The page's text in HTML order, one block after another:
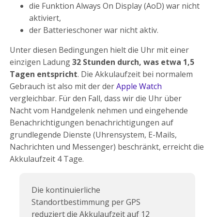
die Funktion Always On Display (AoD) war nicht
aktiviert,
der Batterieschoner war nicht aktiv.
Unter diesen Bedingungen hielt die Uhr mit einer
einzigen Ladung32 Stunden durch, was etwa 1,5
Tagen entspricht. Die Akkulaufzeit bei normalem
Gebrauch ist also mit der derApple Watch
vergleichbar. Für den Fall, dass wir die Uhr über
Nacht vom Handgelenk nehmen und eingehende
Benachrichtigungen benachrichtigungen auf
grundlegende Dienste (Uhrensystem, E-Mails,
Nachrichten und Messenger) beschränkt, erreicht die
Akkulaufzeit 4 Tage.
Die kontinuierliche
Standortbestimmung per GPS
reduziert die Akkulaufzeit auf 12